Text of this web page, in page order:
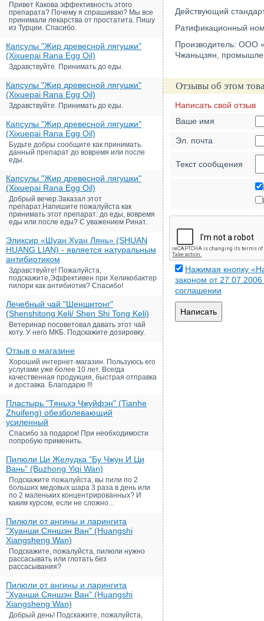
Привет Какова эффективность этого
препарата? Почему я спрашиваю? Мы все
принимали лекарства от простатита. Пишу
из Турции. Спасибо.
Капсулы "Жир древесной лягушки"
(Xixuepai Rana Egg Oil)
Здравствуйте. Принимать до еды.
Капсулы "Жир древесной лягушки"
(Xixuepai Rana Egg Oil)
Здравствуйте. Принимать до еды.
Капсулы "Жир древесной лягушки"
(Xixuepai Rana Egg Oil)
Будьте добры сообщите как принимать
данный препарат до вовремя или после
еды.
Капсулы "Жир древесной лягушки"
(Xixuepai Rana Egg Oil)
Добрый вечер.Заказал этот
препарат.Напишите пожалуйста как
принимать этот препарат: до еды, вовремя
еды или после еды? С уважением Ринат.
Эликсир «Шуан Хуан Лянь» (SHUAN
HUANG LIAN) - является натуральным
антибиотиком
Здравствуйте! Пожалуйста,
подскажите,Эффективен при Хеликобактер
пилори как антибиотик? Спасибо!
Лечебный чай "Шеншитонг"
(Shenshitong Keli/ Shen Shi Tong Keli)
Ветеринар посоветовал давать этот чай
коту. У него МКБ. Подскажите дозировку.
Отзыв о магазине
Хороший интернет-магазин. Пользуюсь его
услугами уже более 10 лет. Всегда
качественная продукция, быстрая отправка
и доставка. Благодарю !!!
Пластырь "Тяньхэ Чжуйфэн" (Tianhe
Zhuifeng) обезболевающий
усиленный
Спасибо за подарок! При необходимости
попробую применить.
Пилюли Ци Желудка "Бу Чжун И Ци
Вань" (Buzhong Yiqi Wan)
Подскажите пожалуйста, вы пили по 2
больших медовых шара 3 раза в день или
по 2 маленьких концентрированных? И
каким курсом, если не сложно...
Пилюли от ангины и ларингита
"Хуанши Сяншэн Ван" (Huangshi
Xiangsheng Wan)
Подскажите, пожалуйста, пилюли нужно
рассасывать или глотать без
рассасывания?
Пилюли от ангины и ларингита
"Хуанши Сяншэн Ван" (Huangshi
Xiangsheng Wan)
Добрый день! Подскажите, пожалуйста,
Действующий
Ратификационный
Производитель: ООО
Чжаньцзян,
Отзывы об этом
Написать свой отзыв
Ваше имя
Эл. почта
Текст сообщения
Нажимая кнопку
законом от
соглашении
Написать